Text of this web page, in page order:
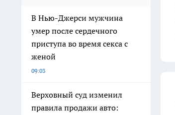
В Нью-Джерси мужчина
умер после сердечного
приступа во время секса с
женой
09:03
Верховный суд изменил
правила продажи авто: